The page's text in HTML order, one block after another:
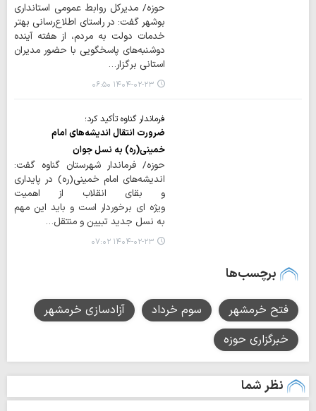
حوزه/ مدیرکل روابط عمومی استانداری
بوشهر گفت: در راستای اطلاع‌رسانی بهتر
خدمات دولت به مردم، از هفته آینده
دوشنبه‌های پاسخگویی با حضور مدیران
استانی برگزار…
۱۴۰۴-۰۲-۲۳ ۰۶:۵۰
فرماندار گناوه تأکید کرد؛
ضرورت انتقال اندیشه‌های امام
خمینی(ره) به نسل جوان
حوزه/ فرماندار شهرستان گناوه گفت:
اندیشه‌های امام خمینی(ره) در پایداری
و بقای انقلاب از اهمیت
ویژه ای برخوردار است و باید این مهم
به نسل جدید تبیین و منتقل…
۱۴۰۴-۰۲-۲۳ ۰۷:۰۲
برچسب‌ها
فتح خرمشهر سوم خرداد
آزادسازی خرمشهر
خبرگزاری حوزه
نظر شما